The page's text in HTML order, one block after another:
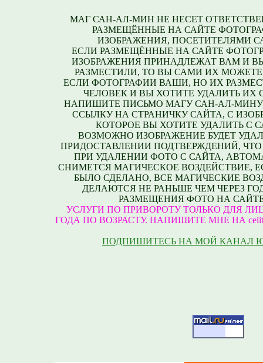
МАГ САН-АЛ-МИН НЕ НЕСЕТ
РАЗМЕЩЁННЫЕ НА САЙТЕ
ИЗОБРАЖЕНИЯ, ПОСЕТИТЕЛЯМИ
ЕСЛИ РАЗМЕЩЁННЫЕ НА САЙТЕ
ИЗОБРАЖЕНИЯ ПРИНАДЛЕЖАТ ВАМ И
РАЗМЕСТИЛИ, ТО ВЫ САМИ ИХ МОЖЕТЕ
ЕСЛИ ФОТОГРАФИИ ВАШИ, НО ИХ
ЧЕЛОВЕК И ВЫ ХОТИТЕ УДАЛИТЬ ИХ
НАПИШИТЕ ПИСЬМО МАГУ САН-АЛ-
ССЫЛКУ НА СТРАНИЧКУ САЙТА, С
КОТОРОЕ ВЫ ХОТИТЕ УДАЛИТЬ С
ВОЗМОЖНО ИЗОБРАЖЕНИЕ БУДЕТ
ПРИДОСТАВЛЕНИИ ПОДТВЕРЖДЕНИЙ,
ПРИ УДАЛЕНИИ ФОТО С САЙТА,
СНИМЕТСЯ МАГИЧЕСКОЕ ВОЗДЕЙСТВИЕ,
БЫЛО СДЕЛАНО, ВСЕ МАГИЧЕСКИЕ
ДЕЛАЮТСЯ НЕ РАНЬШЕ ЧЕМ ЧЕРЕЗ
РАЗМЕЩЕНИЯ ФОТО НА
УСЛУГИ ПО ПРИВОРОТУ ТОЛЬКО ДЛЯ
ГОДА ПО ВОЗРАСТУ. НАПИШИТЕ МНЕ НА
ПОДПИШИТЕСЬ НА МОЙ КАНАЛ